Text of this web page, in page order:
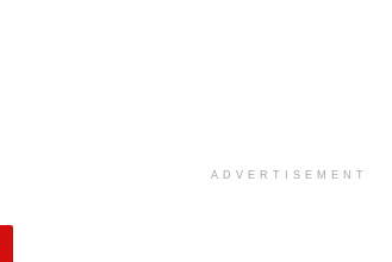
ADVERTISEMENT